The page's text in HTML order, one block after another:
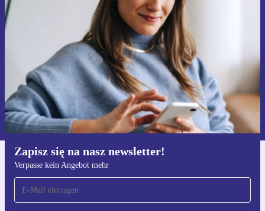
Zapisz się na nasz newsletter!
Verpasse kein Angebot mehr
Nie przegap żadnej oferty.
Zarejestruj się
Informacje na temat używania danych osobowych znajdują się w
naszejPolityce prywatności
Pobierz aplikację refurbed
Dla iOS i Android